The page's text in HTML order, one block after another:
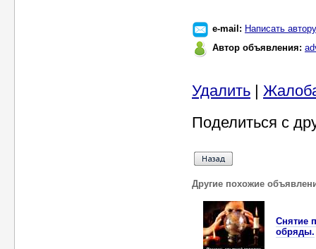
e-mail: Написать автору
Автор объявления:
Удалить |
Поделиться с
Другие похожие
Снятие
обряды.